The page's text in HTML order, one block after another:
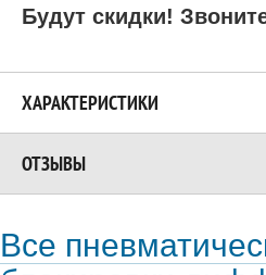
Будут скидки!
ХАРАКТЕРИСТИКИ
ОТЗЫВЫ
Все